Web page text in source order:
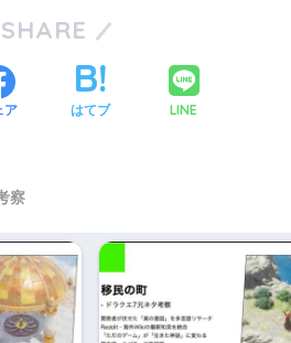
SHARE
ア はてブ LINE
察